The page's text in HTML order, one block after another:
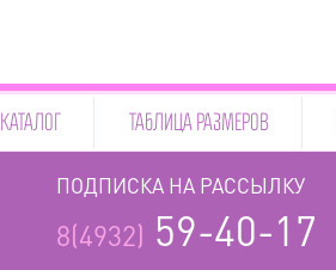
КАТАЛОГ ТАБЛИЦА РАЗМЕРОВ
ПОДПИСКА НА РАССЫЛКУ
8(4932) 59-40-17